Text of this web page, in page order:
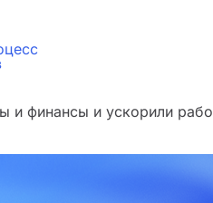
и финансы и ускорили